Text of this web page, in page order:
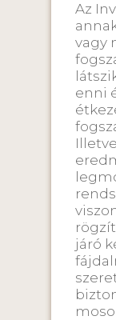
Az
vagy
enni
járó